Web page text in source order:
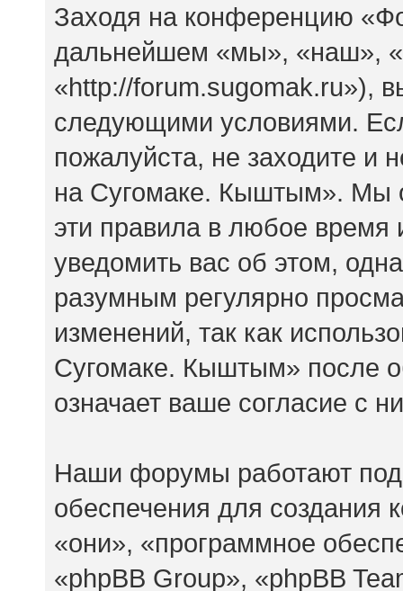
Заходя на конференцию
дальнейшем «мы», «наш»,
«http://forum.sugomak.ru»),
следующими условиями.
пожалуйста, не заходите
на Сугомаке. Кыштым». Мы
эти правила в любое
уведомить вас об этом,
разумным регулярно
изменений, так как
Сугомаке. Кыштым» после
означает ваше согласие с
Наши форумы работают
обеспечения для
«они», «программное
«phpBB Group», «phpBB